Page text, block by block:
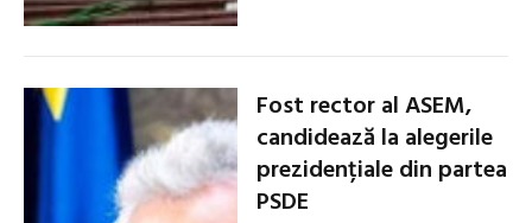
Fost rector al ASEM,
candidează la alegerile
prezidențiale din partea
PSDE